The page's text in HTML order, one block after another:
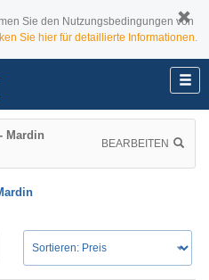
Sie den Nutzungsbedingungen von
Sie hier für detaillierte Informationen.
Mardin
BEARBEITEN